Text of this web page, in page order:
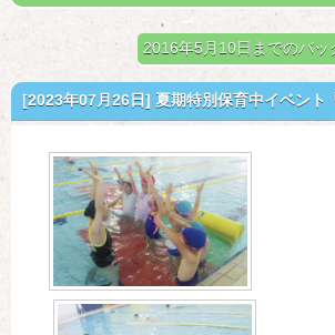
2016年5月10日までのバッ
[2023年07月26日] 夏期特別保育中イベント